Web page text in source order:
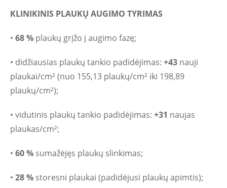
KLINIKINIS PLAUKŲ AUGIMO TYRIMAS
• 68 % plaukų grįžo į augimo fazę;
• didžiausias plaukų tankio padidėjimas: +43 nauji
plaukai/cm² (nuo 155,13 plaukų/cm² iki 198,89
plaukų/cm²);
• vidutinis plaukų tankio padidėjimas: +31 naujas
plaukas/cm²;
• 60 % sumažėjęs plaukų slinkimas;
• 28 % storesni plaukai (padidėjusi plaukų apimtis);